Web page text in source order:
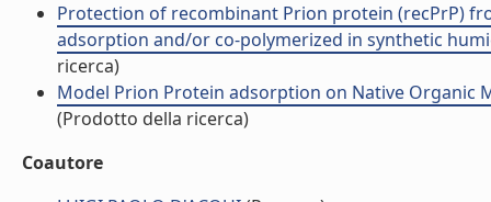
Protection of recombinant Prion protein (recPrP)
adsorption and/or co-polymerized in synthetic
ricerca)
Model Prion Protein adsorption on Native Organic
(Prodotto della ricerca)
Coautore